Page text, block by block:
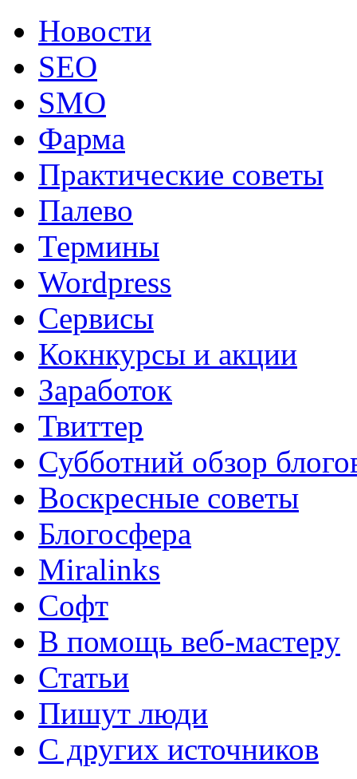
Новости
SEO
SMO
Фарма
Практические советы
Палево
Термины
Wordpress
Сервисы
Кокнкурсы и акции
Заработок
Твиттер
Субботний обзор
Воскресные советы
Блогосфера
Miralinks
Софт
В помощь веб-мастеру
Статьи
Пишут люди
С других источников